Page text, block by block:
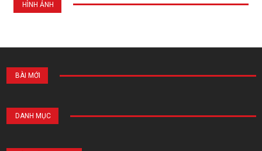
HÌNH ẢNH
BÀI MỚI
DANH MỤC